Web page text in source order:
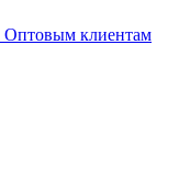
Оптовым клиентам